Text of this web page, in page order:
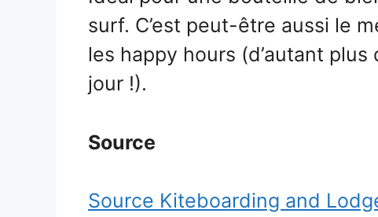
surf. C’est peut-être aussi le
les happy hours (d’autant
jour !).
Source
Source Kiteboarding and